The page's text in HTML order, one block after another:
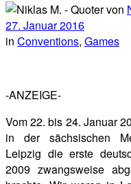
von
27. Januar 2016
in Conventions, Games
-ANZEIGE-
Vom 22. bis 24. Januar
in der sächsischen
Leipzig die erste
2009 zwangsweise